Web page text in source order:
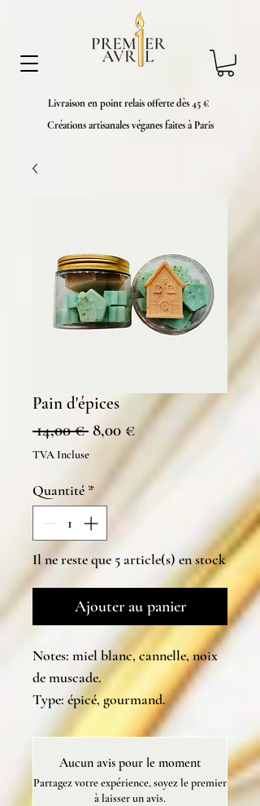
Livraison en point relais offerte dès 45 €
Créations artisanales véganes faites à Paris
Pain d'épices
14,00 € Prix
original
8,00 €Prix
promotionnel
TVA Incluse
Quantité *
Il ne reste que 5 article(s) en stock
Ajouter au panier
Notes: miel blanc, cannelle, noix
de muscade.
Type: épicé, gourmand.
Composition: cire végétale,
phtalates, vegan et sans cruauté
animale.
Aucun avis pour le moment
Partagez votre expérience, soyez le premier
à laisser un avis.